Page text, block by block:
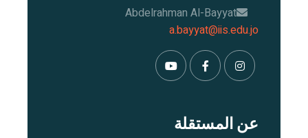
Abdelrahman Al-Bayyat
a.bayyat@iis.edu.jo
عن المستقلة